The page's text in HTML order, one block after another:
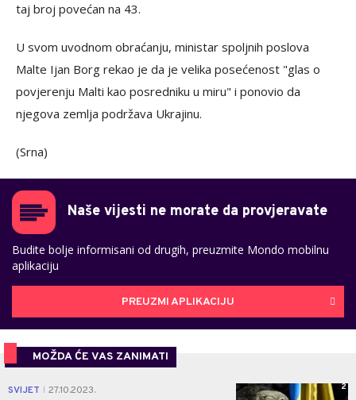
taj broj povećan na 43.
U svom uvodnom obraćanju, ministar spoljnih poslova
Malte Ijan Borg rekao je da je velika posećenost "glas o
povjerenju Malti kao posredniku u miru" i ponovio da
njegova zemlja podržava Ukrajinu.
(Srna)
Naše vijesti ne morate da provjeravate
Budite bolje informisani od drugih, preuzmite Mondo mobilnu
aplikaciju
PREUZMI APLIKACIJU
MOŽDA ĆE VAS ZANIMATI
SVIJET 27.10.2023. 2